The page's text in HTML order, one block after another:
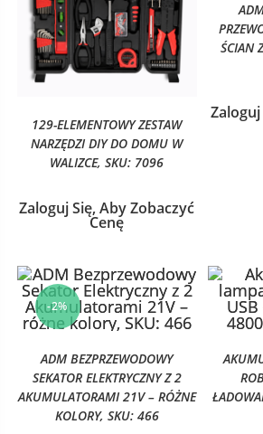
129-ELEMENTOWY ZESTAW
NARZĘDZI DIY DO DOMU W
WALIZCE, SKU: 7096
Zaloguj Się, Aby Zobaczyć
Cenę
ŚCIAN
-2%
ADM BEZPRZEWODOWY
SEKATOR ELEKTRYCZNY Z 2
AKUMULATORAMI 21V – RÓŻNE
KOLORY, SKU: 466